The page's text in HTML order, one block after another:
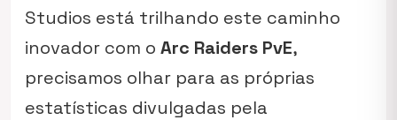
Studios está trilhando este caminho
inovador com o Arc Raiders PvE,
precisamos olhar para as próprias
estatísticas divulgadas pela